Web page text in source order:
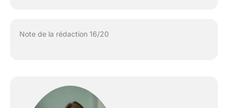
Note de la rédaction 16/20